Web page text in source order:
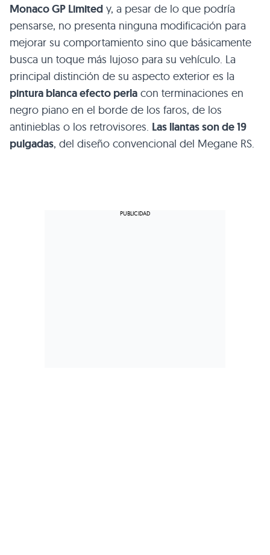
MonacoGP Limited y, a pesar de lo que podría
pensarse, no presenta ninguna modificación para
mejorar su comportamiento sino que básicamente
busca un toque más lujoso para su vehículo. La
principal distinción de su aspecto exterior es la
pintura blanca efecto perla con terminaciones en
negro piano en el borde de los faros, de los
antinieblas o los retrovisores. Las llantas son de 19
pulgadas, del diseño convencional del Megane RS.